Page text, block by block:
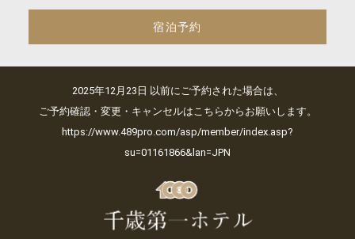
宿泊予約
2025年12月23日 以前にご予約された場合は、
ご予約確認・変更・キャンセルはこちらからお願いします。
https://www.489pro.com/asp/member/index.asp?
su=01161866&lan=JPN